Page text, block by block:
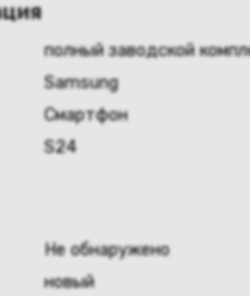
полный заводской
Samsung
Смартфон
S24
Не обнаружено
новый